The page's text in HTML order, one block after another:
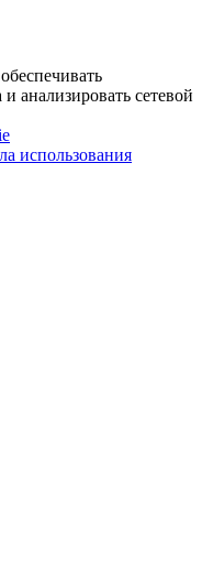
анализировать сетевой
использования